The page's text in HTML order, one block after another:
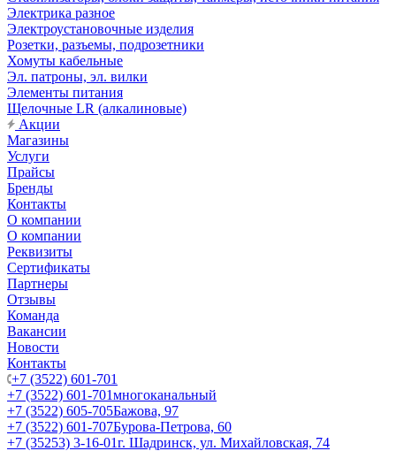
Электрика разное
Электроустановочные изделия
Розетки, разъемы, подрозетники
Хомуты кабельные
Эл. патроны, эл. вилки
Элементы питания
Щелочные LR (алкалиновые)
Акции
Магазины
Услуги
Прайсы
Бренды
Контакты
О компании
О компании
Реквизиты
Сертификаты
Партнеры
Отзывы
Команда
Вакансии
Новости
Контакты
+7 (3522) 601-701
+7 (3522) 601-701многоканальный
+7 (3522) 605-705Бажова, 97
+7 (3522) 601-707Бурова-Петрова, 60
+7 (35253) 3-16-01г. Шадринск, ул. Михайловская, 74